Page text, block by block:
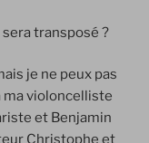
transposé ?
je ne peux pas
ma violoncelliste
et Benjamin
Christophe et